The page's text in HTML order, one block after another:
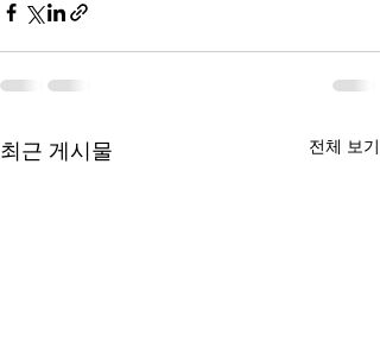
최근 게시물 전체 보기